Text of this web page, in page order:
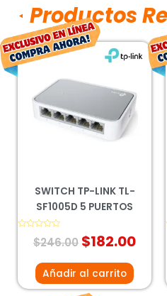
Productos
SWITCH TP-LINK TL-
SF1005D 5 PUERTOS
Valorado
$246.00
El
precio
original
$246.00.
$182.00
El
es:
Añadir al carrito